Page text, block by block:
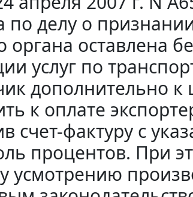
по делу о
органа оставлена
услуг по
дополнительно к
к оплате
счет-фактуру с
процентов. При
усмотрению